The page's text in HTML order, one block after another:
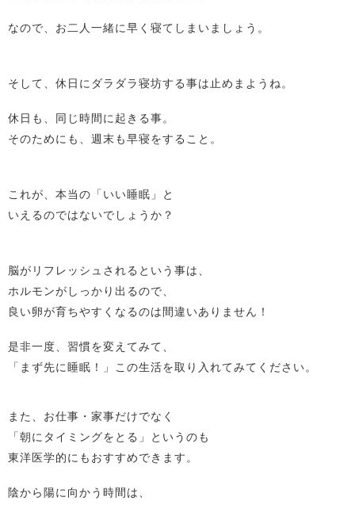
なので、お二人一緒に早く寝てしまいましょう。
そして、休日にダラダラ寝坊する事は止めまようね。
休日も、同じ時間に起きる事。
そのためにも、週末も早寝をすること。
これが、本当の「いい睡眠」と
いえるのではないでしょうか？
脳がリフレッシュされるという事は、
ホルモンがしっかり出るので、
良い卵が育ちやすくなるのは間違いありません！
是非一度、習慣を変えてみて、
「まず先に睡眠！」この生活を取り入れてみてください。
また、お仕事・家事だけでなく
「朝にタイミングをとる」というのも
東洋医学的にもおすすめできます。
陰から陽に向かう時間は、